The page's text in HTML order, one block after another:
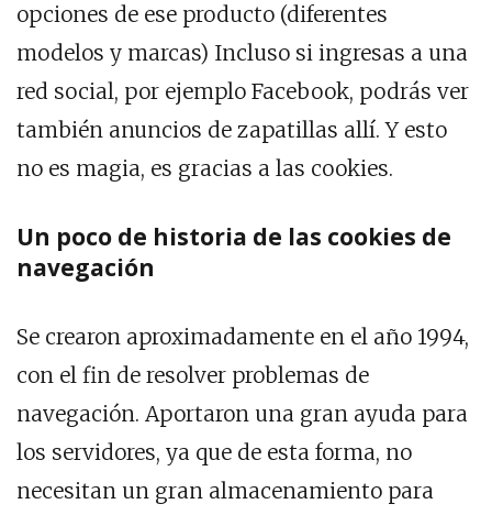
opciones de ese producto (diferentes
modelos y marcas) Incluso si ingresas a una
red social, por ejemplo Facebook, podrás ver
también anuncios de zapatillas allí. Y esto
no es magia, es gracias a las cookies.
Un poco de historia de las cookies de
navegación
Se crearon aproximadamente en el año 1994,
con el fin de resolver problemas de
navegación. Aportaron una gran ayuda para
los servidores, ya que de esta forma, no
necesitan un gran almacenamiento para